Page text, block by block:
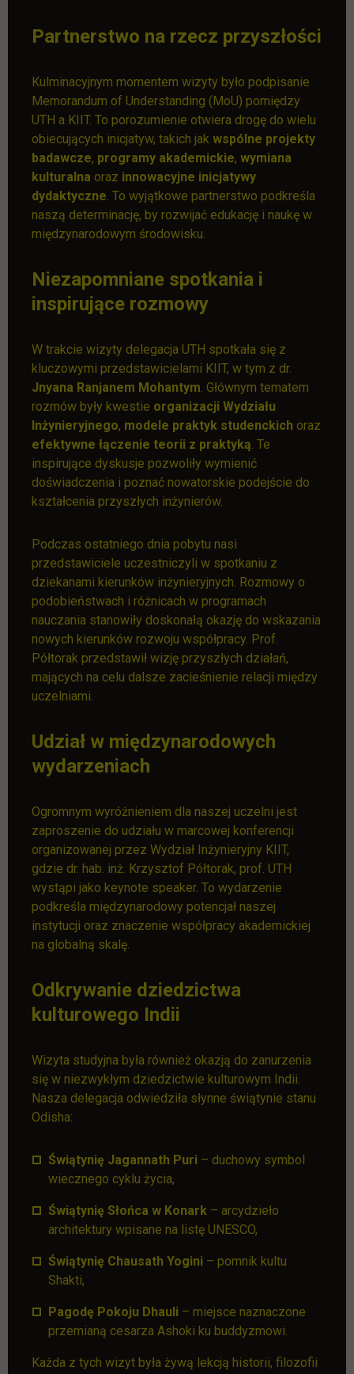
Partnerstwo na rzecz przyszłości
Kulminacyjnym momentem wizyty było podpisanie
Memorandum of Understanding (MoU) pomiędzy
UTH a KIIT. To porozumienie otwiera drogę do wielu
obiecujących inicjatyw, takich jak wspólne projekty
badawcze, programy akademickie, wymiana
kulturalna oraz innowacyjne inicjatywy
dydaktyczne . To wyjątkowe partnerstwo podkreśla
naszą determinację, by rozwijać edukację i naukę w
międzynarodowym środowisku.
Niezapomniane spotkania i
inspirujące rozmowy
W trakcie wizyty delegacja UTH spotkała się z
kluczowymi przedstawicielami KIIT, w tym z dr.
Jnyana Ranjanem Mohantym . Głównym tematem
rozmów były kwestie organizacji Wydziału
Inżynieryjnego, modele praktyk studenckich oraz
efektywne łączenie teorii z praktyką . Te
inspirujące dyskusje pozwoliły wymienić
doświadczenia i poznać nowatorskie podejście do
kształcenia przyszłych inżynierów.
Podczas ostatniego dnia pobytu nasi
przedstawiciele uczestniczyli w spotkaniu z
dziekanami kierunków inżynieryjnych. Rozmowy o
podobieństwach i różnicach w programach
nauczania stanowiły doskonałą okazję do wskazania
nowych kierunków rozwoju współpracy. Prof.
Półtorak przedstawił wizję przyszłych działań,
mających na celu dalsze zacieśnienie relacji między
uczelniami.
Udział w międzynarodowych
wydarzeniach
Ogromnym wyróżnieniem dla naszej uczelni jest
zaproszenie do udziału w marcowej konferencji
organizowanej przez Wydział Inżynieryjny KIIT,
gdzie dr. hab. inż. Krzysztof Półtorak, prof. UTH
wystąpi jako keynote speaker. To wydarzenie
podkreśla międzynarodowy potencjał naszej
instytucji oraz znaczenie współpracy akademickiej
na globalną skalę.
Odkrywanie dziedzictwa
kulturowego Indii
Wizyta studyjna była również okazją do zanurzenia
się w niezwykłym dziedzictwie kulturowym Indii.
Nasza delegacja odwiedziła słynne świątynie stanu
Odisha:
Świątynię Jagannath Puri – duchowy symbol
wiecznego cyklu życia,
Świątynię Słońca w Konark – arcydzieło
architektury wpisane na listę UNESCO,
Świątynię Chausath Yogini – pomnik kultu
Shakti,
Pagodę Pokoju Dhauli – miejsce naznaczone
przemianą cesarza Ashoki ku buddyzmowi.
Każda z tych wizyt była żywą lekcją historii, filozofii